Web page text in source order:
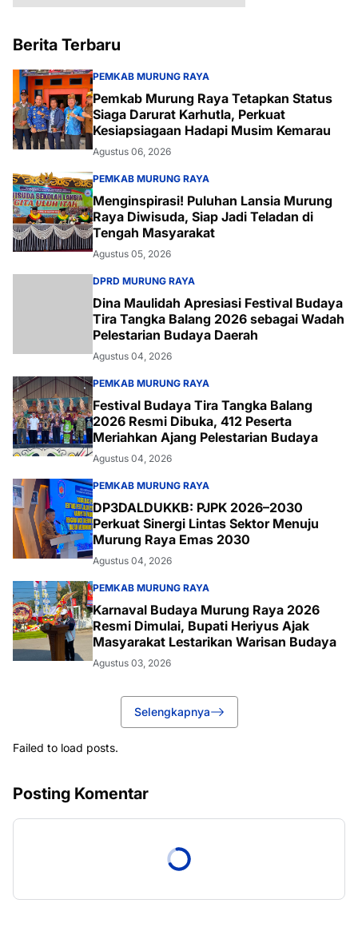
Berita Terbaru
PEMKAB MURUNG RAYA
Pemkab Murung Raya Tetapkan Status
Siaga Darurat Karhutla, Perkuat
Kesiapsiagaan Hadapi Musim Kemarau
Agustus 06, 2026
PEMKAB MURUNG RAYA
Menginspirasi! Puluhan Lansia Murung
Raya Diwisuda, Siap Jadi Teladan di
Tengah Masyarakat
Agustus 05, 2026
DPRD MURUNG RAYA
Dina Maulidah Apresiasi Festival Budaya
Tira Tangka Balang 2026 sebagai Wadah
Pelestarian Budaya Daerah
Agustus 04, 2026
PEMKAB MURUNG RAYA
Festival Budaya Tira Tangka Balang
2026 Resmi Dibuka, 412 Peserta
Meriahkan Ajang Pelestarian Budaya
Agustus 04, 2026
PEMKAB MURUNG RAYA
DP3DALDUKKB: PJPK 2026–2030
Perkuat Sinergi Lintas Sektor Menuju
Murung Raya Emas 2030
Agustus 04, 2026
PEMKAB MURUNG RAYA
Karnaval Budaya Murung Raya 2026
Resmi Dimulai, Bupati Heriyus Ajak
Masyarakat Lestarikan Warisan Budaya
Agustus 03, 2026
Selengkapnya
Failed to load posts.
Posting Komentar